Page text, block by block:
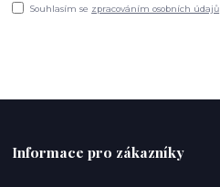
Souhlasím se zpracováním osobních údajů
Informace pro zákazníky